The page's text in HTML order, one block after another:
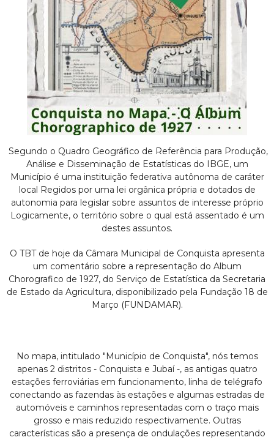
c
p
a
d
e
C
n
q
s
t
a
Segundo o Quadro Geográfico de Referência para Produção,
Análise e Disseminação de Estatísticas do IBGE, um
Município é uma instituição federativa autônoma de caráter
local Regidos por uma lei orgânica própria e dotados de
autonomia para legislar sobre assuntos de interesse próprio
Logicamente, o território sobre o qual está assentado é um
destes assuntos.
O TBT de hoje da Câmara Municipal de Conquista apresenta
um comentário sobre a representação do Album
Chorografico de 1927, do Serviço de Estatística da Secretaria
de Estado da Agricultura, disponibilizado pela Fundação 18 de
Março (FUNDAMAR).
No mapa, intitulado "Município de Conquista", nós temos
apenas 2 distritos - Conquista e Jubaí -, as antigas quatro
estações ferroviárias em funcionamento, linha de telégrafo
conectando as fazendas às estações e algumas estradas de
automóveis e caminhos representadas com o traço mais
grosso e mais reduzido respectivamente. Outras
características são a presença de ondulações representando